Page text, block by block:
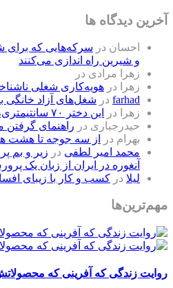
آخرین دیدگاه ها
احسان در سرکه‌هایی که برای
و شیرین راه اندازی می‌کنند
زهرا مرادی در
زهرا
در هویه‌کاری شغلی
farhad در شغل‌های آزاد خانگی
زهرا
در
این دختر ۷۰ سانتیمتری، یک کارآفرین نمونه است
حیدرجباری در راهنمای
بهرام در
از سه جوجه تا هشت
محمد امیر لطفی در زیر و بم
آنغوره در ایران از زبان یک
لیلا در کسب و کار با زیبای
مهم‌ترین‌ها
روایت زندگی که آفرینی که